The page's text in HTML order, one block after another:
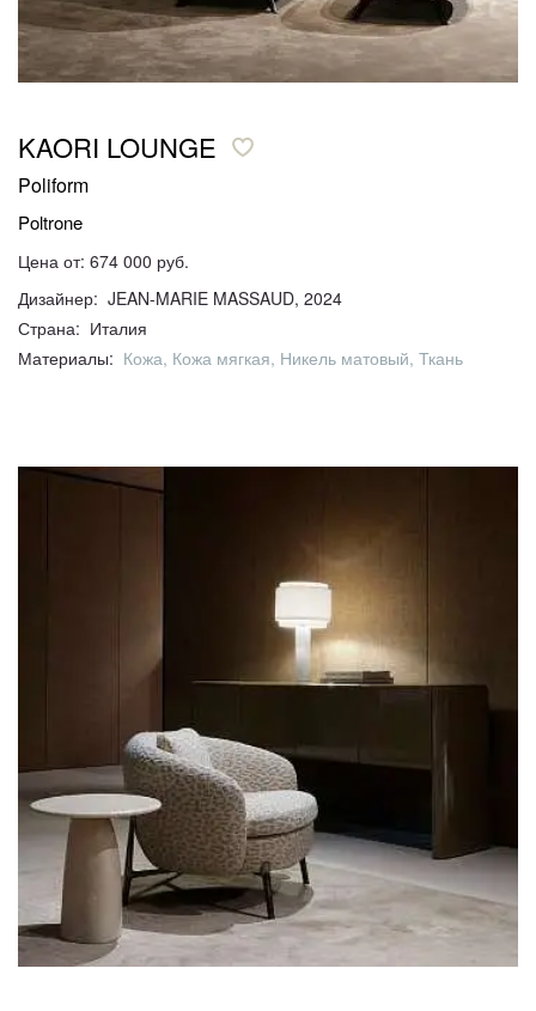
KAORI LOUNGE
Poliform
Poltrone
Цена от: 674 000 руб.
Дизайнер: JEAN-MARIE MASSAUD, 2024
Страна: Италия
Материалы: Кожа, Кожа мягкая, Никель матовый, Ткань